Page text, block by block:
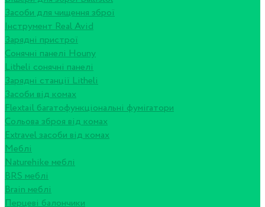
Засоби для чищення зброї
Інструмент Real Avid
Зарядні пристрої
Сонячні панелі Houny
Litheli сонячні панелі
Зарядні станції Litheli
Засоби від комах
Flextail багатофункціональні фумігатори
Сольова зброя від комах
Extravel засоби від комах
Меблі
Naturehike меблі
BRS меблі
Brain меблі
Перцеві балончики